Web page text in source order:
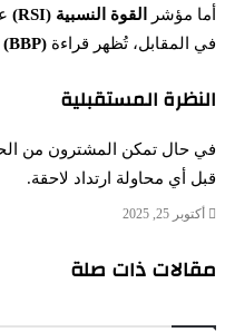
أما مؤشر
القوة النسبية (RSI)
عند 54.80 فيعكس
في المقابل، تُظهر قراءة
النظرة المستقبلية
قبل أي محاولة ارتداد لاحقة.
أكتوبر 25, 2025
مقالات ذات صلة